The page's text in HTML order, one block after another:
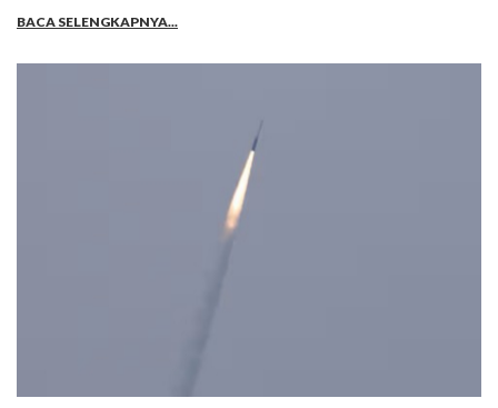
BACA SELENGKAPNYA...